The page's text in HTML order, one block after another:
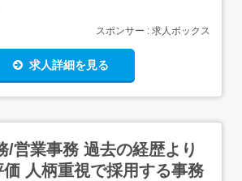
スポンサー : 求人ボックス
求人詳細を見る
/営業事務 過去の経歴より
価 人柄重視で採用する事務